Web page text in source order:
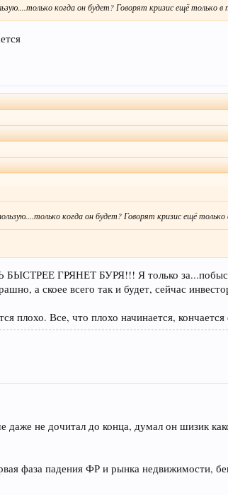
когда он будет? Говорят кризис ещё только в
когда он будет? Говорят кризис ещё
БЫСТРЕЕ ГРЯНЕТ БУРЯ!!! Я только
а скоее всего так и будет, сейчас
плохо. Все, что плохо начинается,
даже не дочитал до конца, думал он шизик
фаза падения ФР и рынка недвижимости,